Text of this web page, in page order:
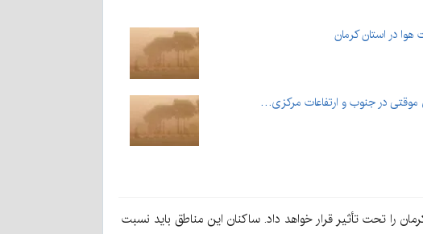
در استان کرمان
موقتی در جنوب و ارتفاعات مرکزی…
تحت تأثیر قرار خواهد داد. ساکنان این مناطق باید نسبت